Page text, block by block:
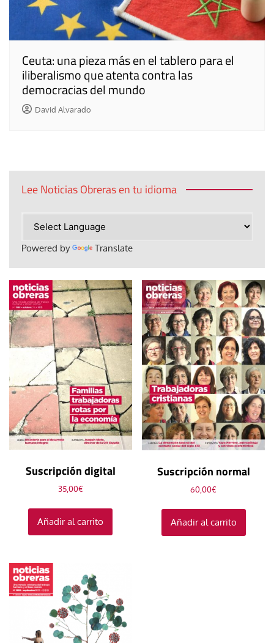
Ceuta: una pieza más en el tablero para el
iliberalismo que atenta contra las
democracias del mundo
David Alvarado
Lee Noticias Obreras en tu idioma
Powered by Translate
Suscripción digital
35,00€
Añadir al carrito
Suscripción normal
60,00€
Añadir al carrito